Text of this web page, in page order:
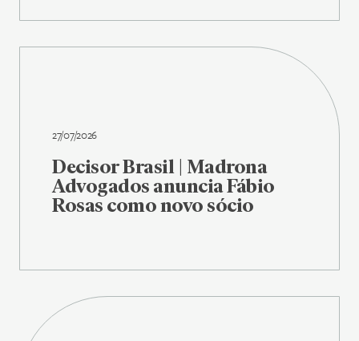
27/07/2026
Decisor Brasil | Madrona
Advogados anuncia Fábio
Rosas como novo sócio